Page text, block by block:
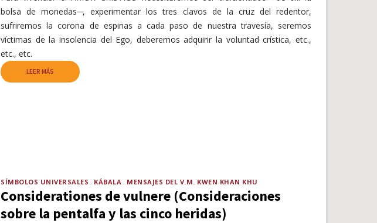
bolsa de monedas─, experimentar los tres clavos de la cruz del redentor,
sufriremos la corona de espinas a cada paso de nuestra travesía, seremos
víctimas de la insolencia del Ego, deberemos adquirir la voluntad crística, etc.,
etc., etc.
LEER MÁS
SÍMBOLOS UNIVERSALES KÁBALA MENSAJES DEL V.M. KWEN KHAN KHU
Considerationes de vulnere (Consideraciones
sobre la pentalfa y las cinco heridas)